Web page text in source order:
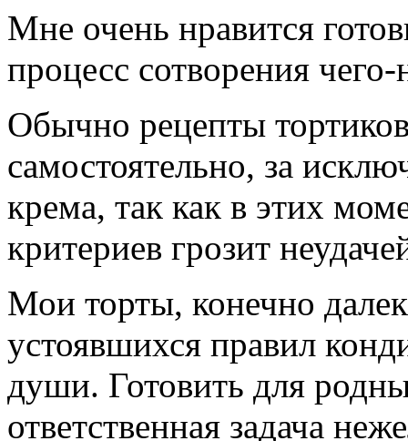
Мне очень нравится
процесс сотворения
Обычно рецепты
самостоятельно, за
крема, так как в этих
критериев грозит
Мои торты, конечно
устоявшихся правил
души. Готовить для
ответственная задача